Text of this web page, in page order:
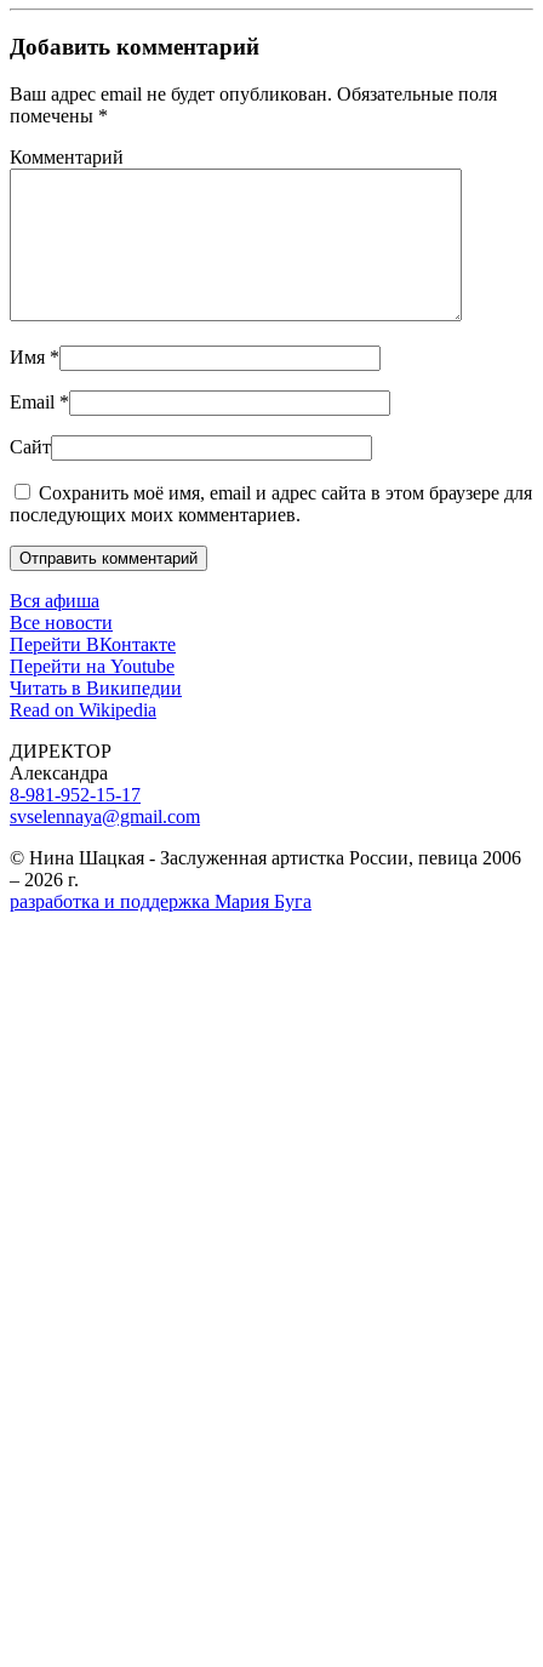
Добавить комментарий
Ваш адрес email не будет опубликован. Обязательные поля
помечены *
Комментарий
Имя *
Email *
Сайт
Сохранить моё имя, email и адрес сайта в этом браузере для
последующих моих комментариев.
Отправить комментарий
Вся афиша
Все новости
Перейти ВКонтакте
Перейти на Youtube
Читать в Википедии
Read on Wikipedia
ДИРЕКТОР
Александра
8-981-952-15-17
svselennaya@gmail.com
© Нина Шацкая - Заслуженная артистка России, певица 2006
– 2026 г.
разработка и поддержка Мария Буга